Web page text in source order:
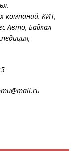
компаний: КИТ,
Авто, Байкал